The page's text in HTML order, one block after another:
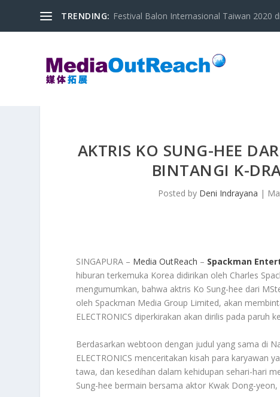
TRENDING: Festival Balon Internasional Taiwan 2020
AKTRIS KO SUNG-HEE
BINTANGI K-
Posted by Deni Indrayana |
SINGAPURA – Media OutReach – Spackman
hiburan terkemuka Korea didirikan oleh Charles
mengumumkan, bahwa aktris Ko Sung-hee dari
oleh Spackman Media Group Limited, akan
ELECTRONICS diperkirakan akan dirilis pada
Berdasarkan webtoon dengan judul yang sama di
ELECTRONICS menceritakan kisah para karyawan
tawa, dan kesedihan dalam kehidupan sehari-hari
Sung-hee bermain bersama aktor Kwak Dong-